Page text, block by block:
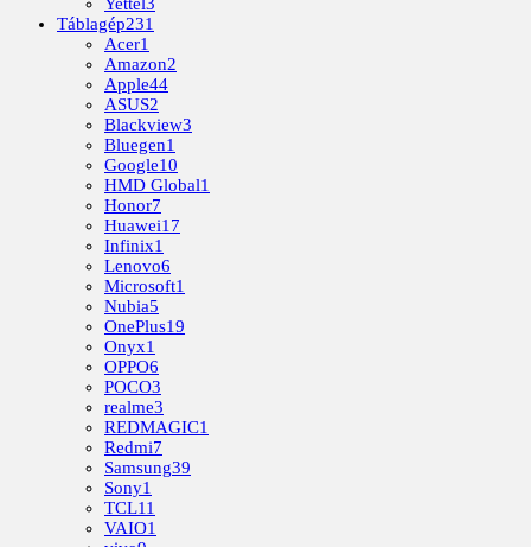
Yettel3
Táblagép231
Acer1
Amazon2
Apple44
ASUS2
Blackview3
Bluegen1
Google10
HMD Global1
Honor7
Huawei17
Infinix1
Lenovo6
Microsoft1
Nubia5
OnePlus19
Onyx1
OPPO6
POCO3
realme3
REDMAGIC1
Redmi7
Samsung39
Sony1
TCL11
VAIO1